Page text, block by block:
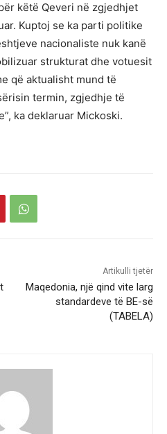
këtë Qeveri në zgjedhjet
Kuptoj se ka parti politike
nacionaliste nuk kanë
strukturat dhe votuesit
që aktualisht mund të
termin, zgjedhje të
ka deklaruar Mickoski.
Artikulli tjetër
Maqedonia, një qind vite larg
standardeve të BE-së
(TABELA)